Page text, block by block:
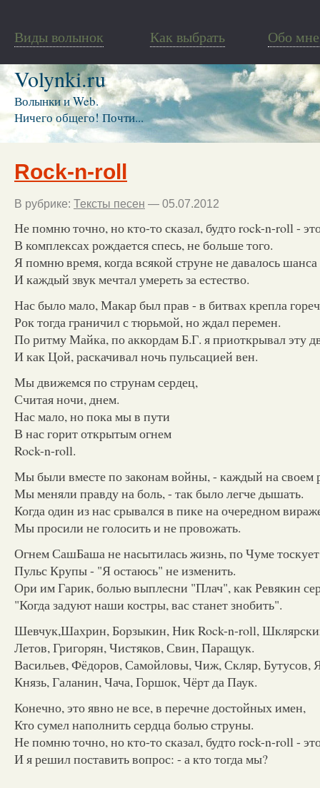
Виды волынок Как выбрать Обо мне
Volynki.ru
Волынки и Web.
Ничего общего! Почти...
Rock-n-roll
В рубрике: Тексты песен — 05.07.2012
Не помню точно, но кто-то сказал, будто rock-n-roll -
В комплексах рождается спесь, не больше того.
Я помню время, когда всякой струне не давалось шанса
И каждый звук мечтал умереть за естество.
Нас было мало, Макар был прав - в битвах крепла
Рок тогда граничил с тюрьмой, но ждал перемен.
По ритму Майка, по аккордам Б.Г. я приоткрывал эту
И как Цой, раскачивал ночь пульсацией вен.
Мы движемся по струнам сердец,
Считая ночи, днем.
Нас мало, но пока мы в пути
В нас горит открытым огнем
Rock-n-roll.
Мы были вместе по законам войны, - каждый на своем
Мы меняли правду на боль, - так было легче дышать.
Когда один из нас срывался в пике на очередном
Мы просили не голосить и не провожать.
Огнем СашБаша не насытилась жизнь, по Чуме
Пульс Крупы - "Я остаюсь" не изменить.
Ори им Гарик, болью выплесни "Плач", как Ревякин
"Когда задуют наши костры, вас станет знобить".
Шевчук,Шахрин, Борзыкин, Ник Rock-n-roll,
Летов, Григорян, Чистяков, Свин, Паращук.
Васильев, Фёдоров, Самойловы, Чиж, Скляр, Бутусов,
Князь, Галанин, Чача, Горшок, Чёрт да Паук.
Конечно, это явно не все, в перечне достойных имен,
Кто сумел наполнить сердца болью струны.
Не помню точно, но кто-то сказал, будто rock-n-roll -
И я решил поставить вопрос: - а кто тогда мы?